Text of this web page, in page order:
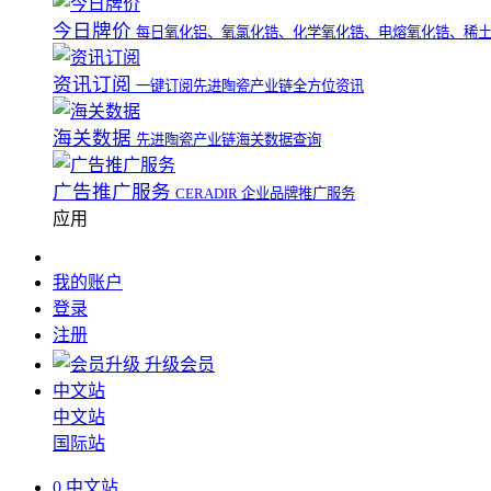
今日牌价 每日氧化铝、氧氯化锆、化学氧化锆、电熔氧化锆、稀
资讯订阅 一键订阅先进陶瓷产业链全方位资讯
海关数据 先进陶瓷产业链海关数据查询
广告推广服务 CERADIR 企业品牌推广服务
应用
我的账户
登录
注册
升级会员
中文站
中文站
国际站